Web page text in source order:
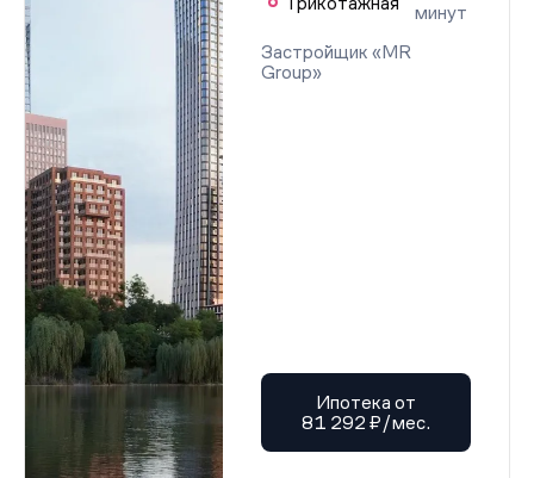
минут
Застройщик «MR
Group»
Ипотека от
81 292 ₽/мес.